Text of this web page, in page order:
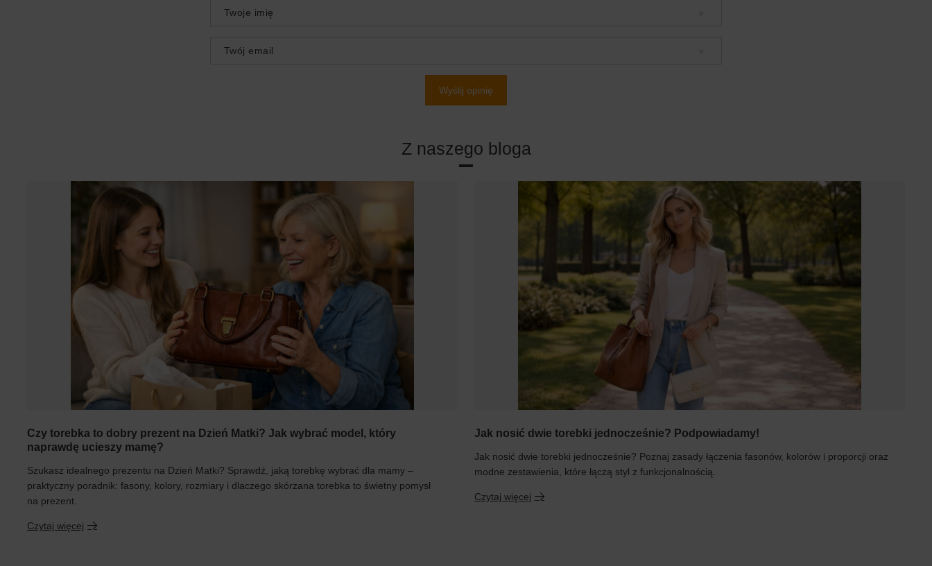
Twoje imię
Twój email
Wyślij opinię
Z naszego bloga
Czy torebka to dobry prezent na Dzień Matki? Jak wybrać model, który
naprawdę ucieszy mamę?
Szukasz idealnego prezentu na Dzień Matki? Sprawdź, jaką torebkę wybrać dla mamy –
praktyczny poradnik: fasony, kolory, rozmiary i dlaczego skórzana torebka to świetny pomysł
na prezent.
Czytaj więcej
Jak nosić dwie torebki jednocześnie? Podpowiadamy!
Jak nosić dwie torebki jednocześnie? Poznaj zasady łączenia fasonów, kolorów i proporcji oraz
modne zestawienia, które łączą styl z funkcjonalnością.
Czytaj więcej